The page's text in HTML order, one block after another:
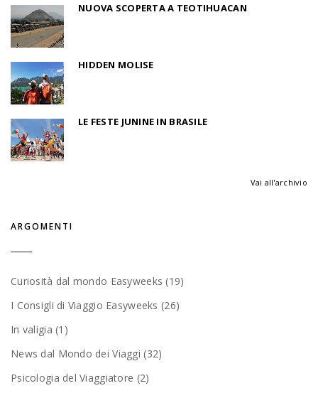
NUOVA SCOPERTA A TEOTIHUACAN
HIDDEN MOLISE
LE FESTE JUNINE IN BRASILE
Vai all'archivio
ARGOMENTI
Curiosità dal mondo Easyweeks (19)
I Consigli di Viaggio Easyweeks (26)
In valigia (1)
News dal Mondo dei Viaggi (32)
Psicologia del Viaggiatore (2)